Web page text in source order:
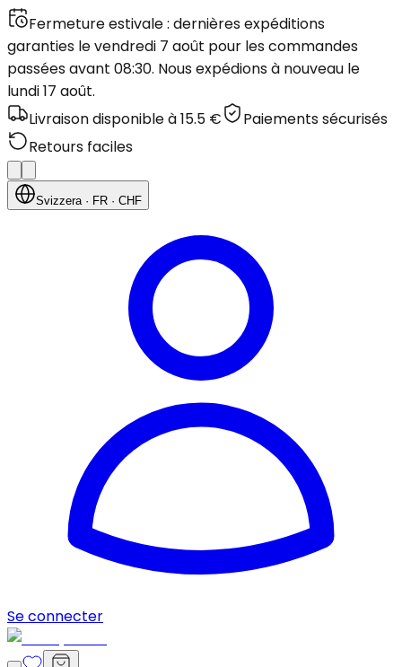
Fermeture estivale : dernières expéditions
garanties le vendredi 7 août pour les commandes
passées avant 08:30. Nous expédions à nouveau le
lundi 17 août.
Livraison disponible à 15.5 €
Paiements sécurisés
Retours faciles
Svizzera· FR · CHF
Se connecter